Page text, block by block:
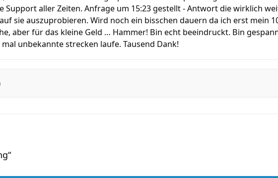
Support aller Zeiten. Anfrage um 15:23 gestellt - Antwort die wirklich
sie auszuprobieren. Wird noch ein bisschen dauern da ich erst mein
aber für das kleine Geld … Hammer! Bin echt beeindruckt. Bin
unbekannte strecken laufe. Tausend Dank!